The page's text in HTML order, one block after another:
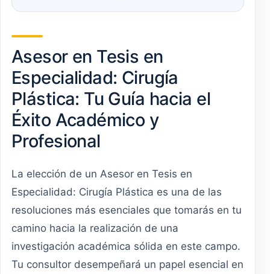
Asesor en Tesis en
Especialidad: Cirugía
Plástica: Tu Guía hacia el
Éxito Académico y
Profesional
La elección de un Asesor en Tesis en
Especialidad: Cirugía Plástica es una de las
resoluciones más esenciales que tomarás en tu
camino hacia la realización de una
investigación académica sólida en este campo.
Tu consultor desempeñará un papel esencial en